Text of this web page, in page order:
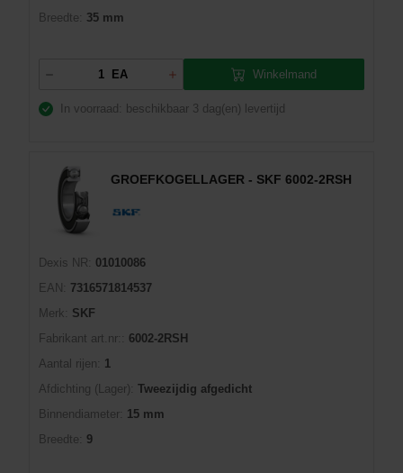
Breedte:
35 mm
EA Winkelmand
In voorraad: beschikbaar 3 dag(en) levertijd
GROEFKOGELLAGER - SKF 6002-2RSH
Dexis NR:
01010086
EAN:
7316571814537
Merk:
SKF
Fabrikant art.nr::
6002-2RSH
Aantal rijen:
1
Afdichting (Lager): Tweezijdig afgedicht
Binnendiameter: 15 mm
Breedte:
9